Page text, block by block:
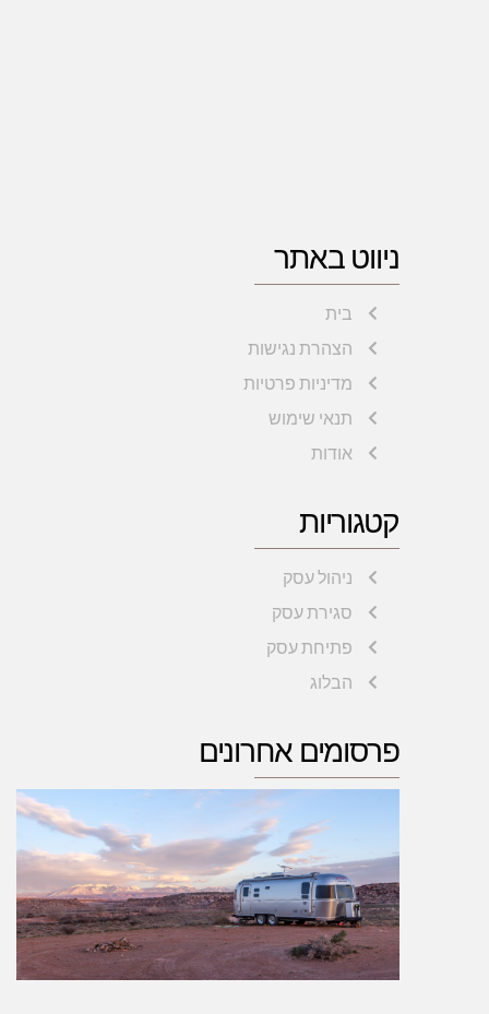
ניווט באתר
בית
הצהרת נגישות
מדיניות פרטיות
תנאי שימוש
אודות
קטגוריות
ניהול עסק
סגירת עסק
פתיחת עסק
הבלוג
פרסומים אחרונים